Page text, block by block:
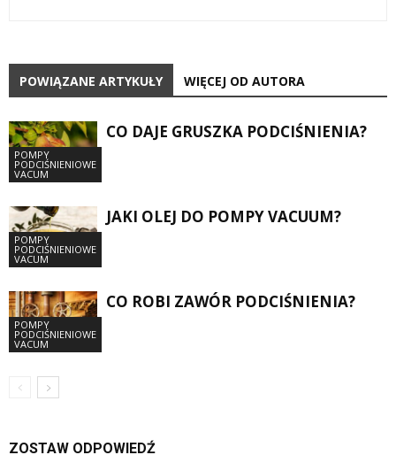
POWIĄZANE ARTYKUŁY WIĘCEJ OD AUTORA
POMPY
PODCIŚNIENIOWE
VACUM
CO DAJE GRUSZKA PODCIŚNIENIA?
POMPY
PODCIŚNIENIOWE
VACUM
JAKI OLEJ DO POMPY VACUUM?
POMPY
PODCIŚNIENIOWE
VACUM
CO ROBI ZAWÓR PODCIŚNIENIA?
ZOSTAW ODPOWIEDŹ